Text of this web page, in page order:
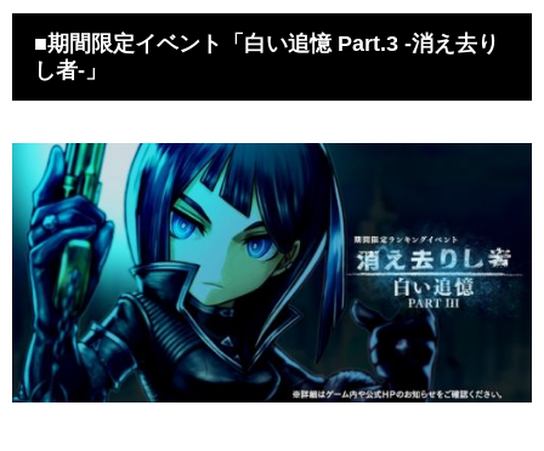
■期間限定イベント「白い追憶 Part.3 -消え去り
し者-」